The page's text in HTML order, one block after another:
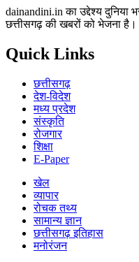
dainandini.in का उद्देश्य दुनिया
छत्तीसगढ़ की खबरों को भेजना है।
Quick Links
छत्तीसगढ़
देश-विदेश
मध्य प्रदेश
संस्कृति
रोजगार
शिक्षा
E-Paper
खेल
व्यापार
रोचक तथ्य
सामान्य ज्ञान
छत्तीसगढ़ इतिहास
मनोरंजन